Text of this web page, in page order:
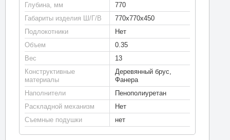
Глубина, мм
770
Габариты изделия Ш/Г/В
770х770х450
Подлокотники
Нет
Объем
0.35
Вес
13
Конструктивные
материалы
Деревянный брус,
Фанера
Наполнители
Пенополиуретан
Раскладной механизм
Нет
Съемные подушки
нет